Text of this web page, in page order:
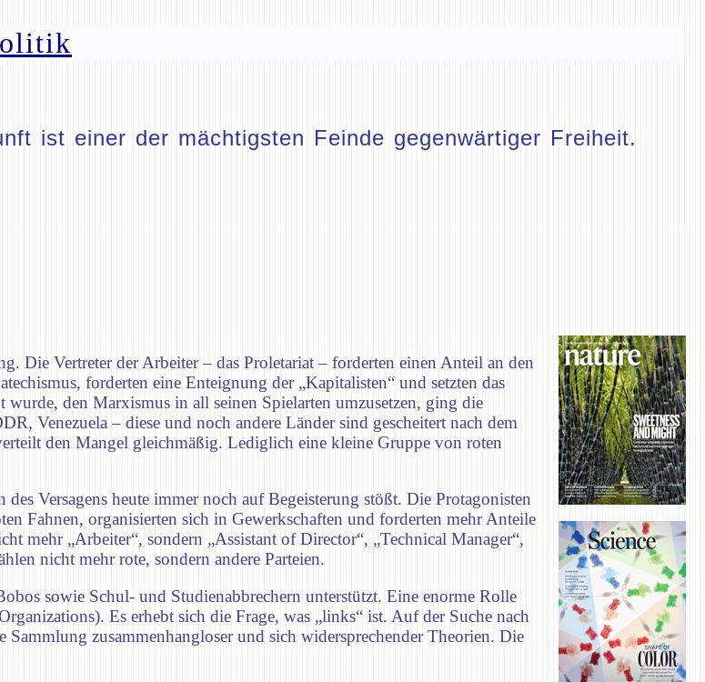
ist einer der mächtigsten Feinde gegenwärtiger Freiheit.
Die Vertreter der Arbeiter – das Proletariat – forderten einen Anteil an den
forderten eine Enteignung der „Kapitalisten“ und setzten das
den Marxismus in all seinen Spielarten umzusetzen, ging die
Venezuela – diese und noch andere Länder sind gescheitert nach dem
den Mangel gleichmäßig. Lediglich eine kleine Gruppe von roten
Versagens heute immer noch auf Begeisterung stößt. Die Protagonisten
Fahnen, organisierten sich in Gewerkschaften und forderten mehr Anteile
mehr „Arbeiter“, sondern „Assistant of Director“, „Technical Manager“,
nicht mehr rote, sondern andere Parteien.
sowie Schul- und Studienabbrechern unterstützt. Eine enorme Rolle
Es erhebt sich die Frage, was „links“ ist. Auf der Suche nach
zusammenhangloser und sich widersprechender Theorien. Die